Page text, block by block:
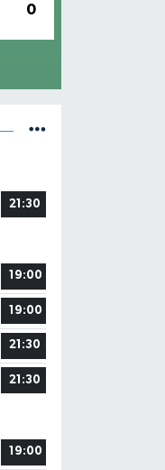
0
21:30
19:00
19:00
21:30
21:30
19:00